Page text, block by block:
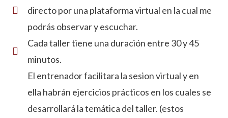
directo por una plataforma virtual en la cual me
podrás observar y escuchar.
Cada taller tiene una duración entre 30 y 45
minutos.
El entrenador facilitara la sesion virtual y en
ella habrán ejercicios prácticos en los cuales se
desarrollará la temática del taller. (estos